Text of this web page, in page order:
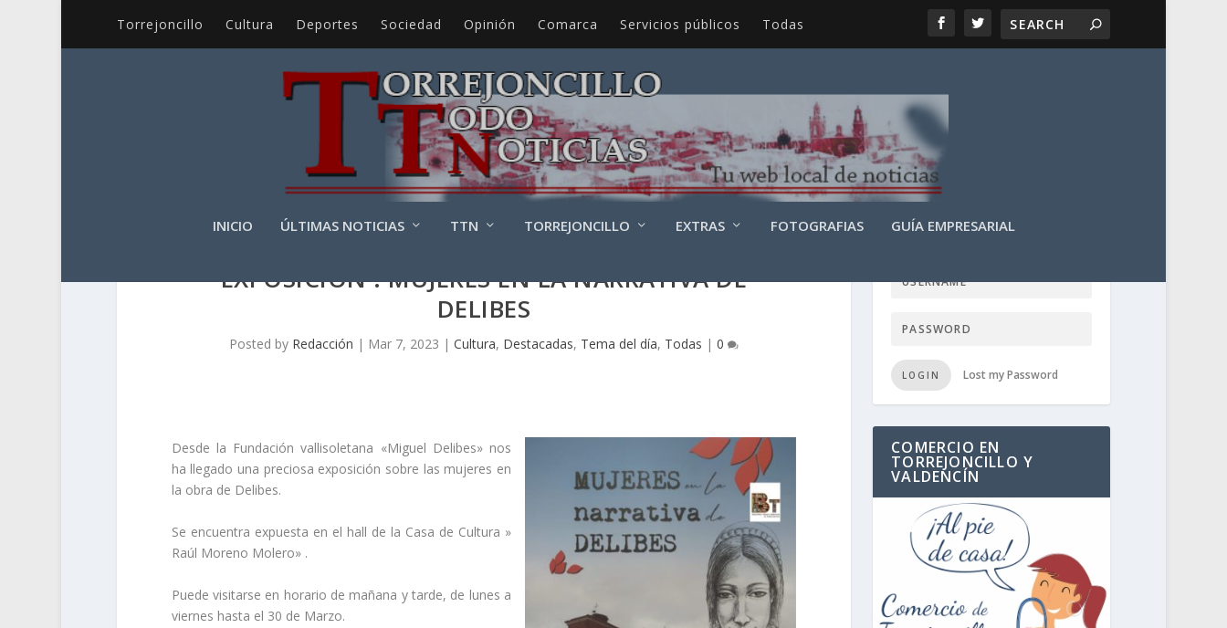
Torrejoncillo Cultura Deportes Sociedad Opinión Comarca Servicios públicos Todas
INICIO ÚLTIMAS NOTICIAS TTN TORREJONCILLO EXTRAS FOTOGRAFIAS GUÍA EMPRESARIAL
EXPOSICIÓN : MUJERES EN LA NARRATIVA DE
DELIBES
Posted by Redacción | Mar 7, 2023 | Cultura, Destacadas, Tema del día, Todas | 0
Desde la Fundación vallisoletana «Miguel Delibes» nos
ha llegado una preciosa exposición sobre las mujeres en
la obra de Delibes.
Se encuentra expuesta en el hall de la Casa de Cultura »
Raúl Moreno Molero» .
Puede visitarse en horario de mañana y tarde, de lunes a
viernes hasta el 30 de Marzo.
LOGIN USER TTN
LOGIN Lost my Password
COMERCIO EN
TORREJONCILLO Y
VALDENCÍN